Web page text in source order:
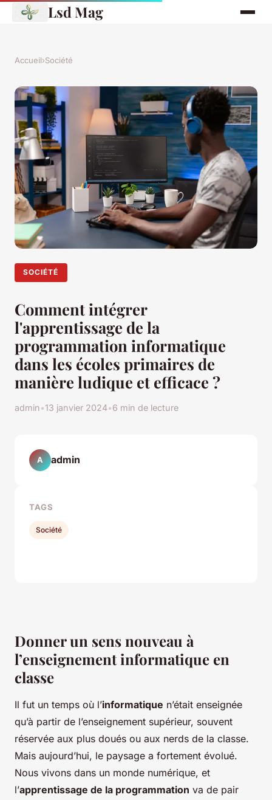
Lsd Mag
Accueil›Société
SOCIÉTÉ
Comment intégrer
l'apprentissage de la
programmation informatique
dans les écoles primaires de
manière ludique et efficace ?
admin•13 janvier 2024•6 min de lecture
Donner un sens nouveau à
l’enseignement informatique en
classe
Il fut un temps où l’informatique n’était enseignée
qu’à partir de l’enseignement supérieur, souvent
réservée aux plus doués ou aux nerds de la classe.
Mais aujourd’hui, le paysage a fortement évolué.
Nous vivons dans un monde numérique, et
l’apprentissage de la programmation va de pair
A admin
TAGS
Société